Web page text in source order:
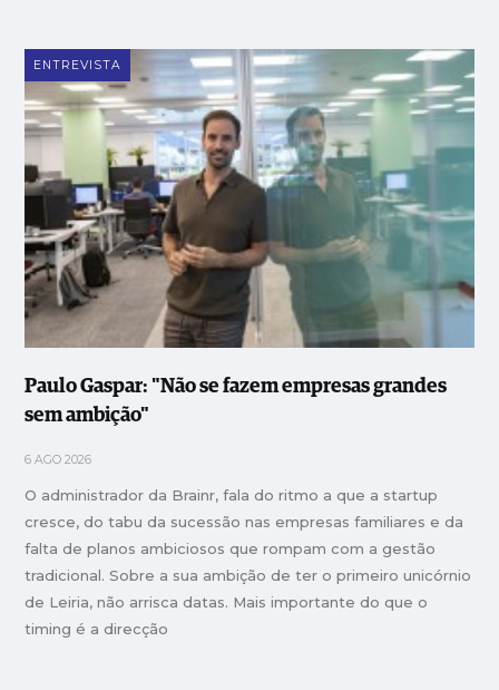
ENTREVISTA
Paulo Gaspar: "Não se fazem empresas grandes
sem ambição"
6 AGO 2026
O administrador da Brainr, fala do ritmo a que a startup
cresce, do tabu da sucessão nas empresas familiares e da
falta de planos ambiciosos que rompam com a gestão
tradicional. Sobre a sua ambição de ter o primeiro unicórnio
de Leiria, não arrisca datas. Mais importante do que o
timing é a direcção